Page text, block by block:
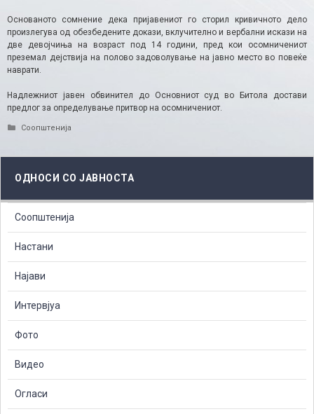
Основаното сомнение дека пријавениот го сторил кривичното дело
произлегува од обезбедените докази, вклучително и вербални искази на
две девојчиња на возраст под 14 години, пред кои осомничениот
преземал дејствија на полово задоволување на јавно место во повеќе
наврати.
Надлежниот јавен обвинител до Основниот суд во Битола достави
предлог за определување притвор на осомничениот.​
Categories
Соопштенија
ОДНОСИ СО ЈАВНОСТА
Соопштенија
Настани
Најави
Интервјуа
Фото
Видео
Огласи